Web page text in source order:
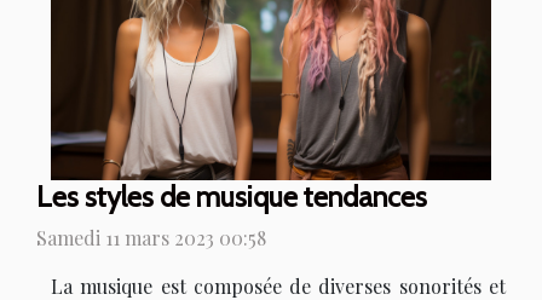
Les styles de musique tendances
Samedi 11 mars 2023 00:58
La musique est composée de diverses sonorités et